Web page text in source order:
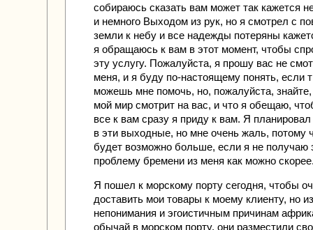
собираюсь сказать вам может так кажется
и немного Выходом из рук, но я смотрел с
земли к небу и все надежды потеряны
я обращаюсь к вам в этот момент, чтобы
эту услугу. Пожалуйста, я прошу вас не
меня, и я буду по-настоящему понять, если
можешь мне помочь, но, пожалуйста, знайте,
мой мир смотрит на вас, и что я обещаю,
все к вам сразу я приду к вам. Я
в эти выходные, но мне очень жаль, потому
будет возможно больше, если я не получаю
проблему бремени из меня как можно
Я пошел к морскому порту сегодня, чтобы
доставить мои товары к моему клиенту, но
непонимания и эгоистичным причинам
обычай в морском порту, они разместили